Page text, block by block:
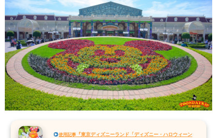
使用記事 『東京ディズニーランド「ディズニー・ハロウィーン